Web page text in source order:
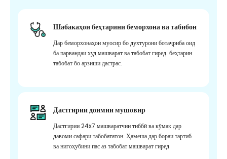
Шабакаҳои беҳтарини беморхона ва табибон
Дар беморхонаҳои муосир бо духтурони ботаҷриба оид
ба парвандаи худ машварат ва табобат гиред. беҳтарин
табобат бо арзиши дастрас.
Дастгирии доимии мушовир
Дастгирии 24x7 машваратчии тиббӣ ва кӯмак дар
давоми сафари табобататон. Ҳамеша дар бораи тартиб
ва нигоҳубини пас аз табобат машварат гиред.